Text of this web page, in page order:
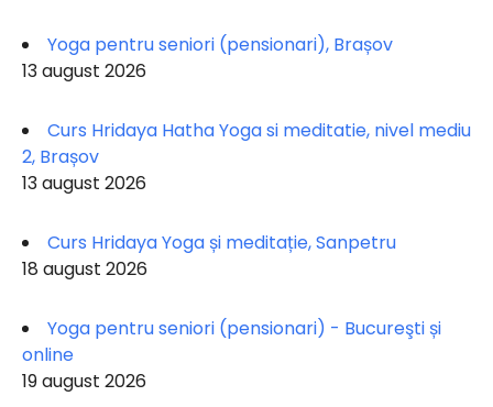
Yoga pentru seniori (pensionari), Brașov
13 august 2026
Curs Hridaya Hatha Yoga si meditatie, nivel mediu
2, Brașov
13 august 2026
Curs Hridaya Yoga și meditație, Sanpetru
18 august 2026
Yoga pentru seniori (pensionari) - Bucureşti și
online
19 august 2026